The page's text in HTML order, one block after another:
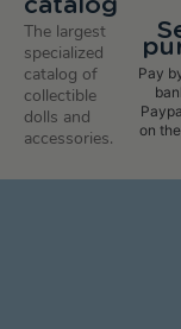
The largest
specialized
catalog of
collectible
dolls and
accessories.
Pay
on